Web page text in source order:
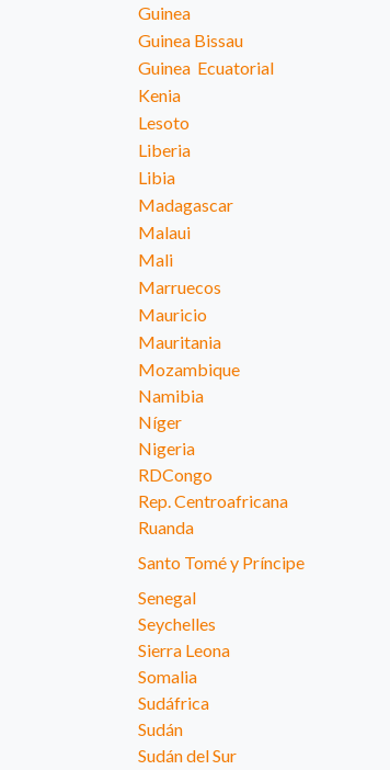
Guinea
Guinea Bissau
Guinea Ecuatorial
Kenia
Lesoto
Liberia
Libia
Madagascar
Malaui
Mali
Marruecos
Mauricio
Mauritania
Mozambique
Namibia
Níger
Nigeria
RDCongo
Rep. Centroafricana
Ruanda
Santo Tomé y Príncipe
Senegal
Seychelles
Sierra Leona
Somalia
Sudáfrica
Sudán
Sudán del Sur